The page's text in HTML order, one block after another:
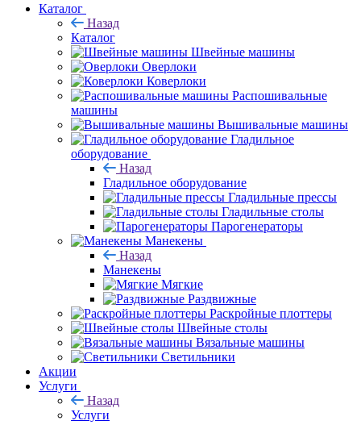
Каталог
Назад
Каталог
Швейные машины
Оверлоки
Коверлоки
Распошивальные
машины
Вышивальные машины
Гладильное
оборудование
Назад
Гладильное оборудование
Гладильные прессы
Гладильные столы
Парогенераторы
Манекены
Назад
Манекены
Мягкие
Раздвижные
Раскройные плоттеры
Швейные столы
Вязальные машины
Светильники
Акции
Услуги
Назад
Услуги